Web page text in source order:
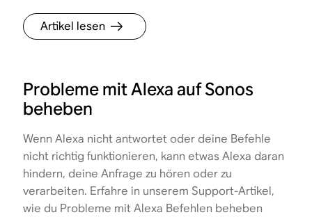
Artikel lesen
Probleme mit Alexa auf Sonos
beheben
Wenn Alexa nicht antwortet oder deine Befehle
nicht richtig funktionieren, kann etwas Alexa daran
hindern, deine Anfrage zu hören oder zu
verarbeiten. Erfahre in unserem Support-Artikel,
wie du Probleme mit Alexa Befehlen beheben